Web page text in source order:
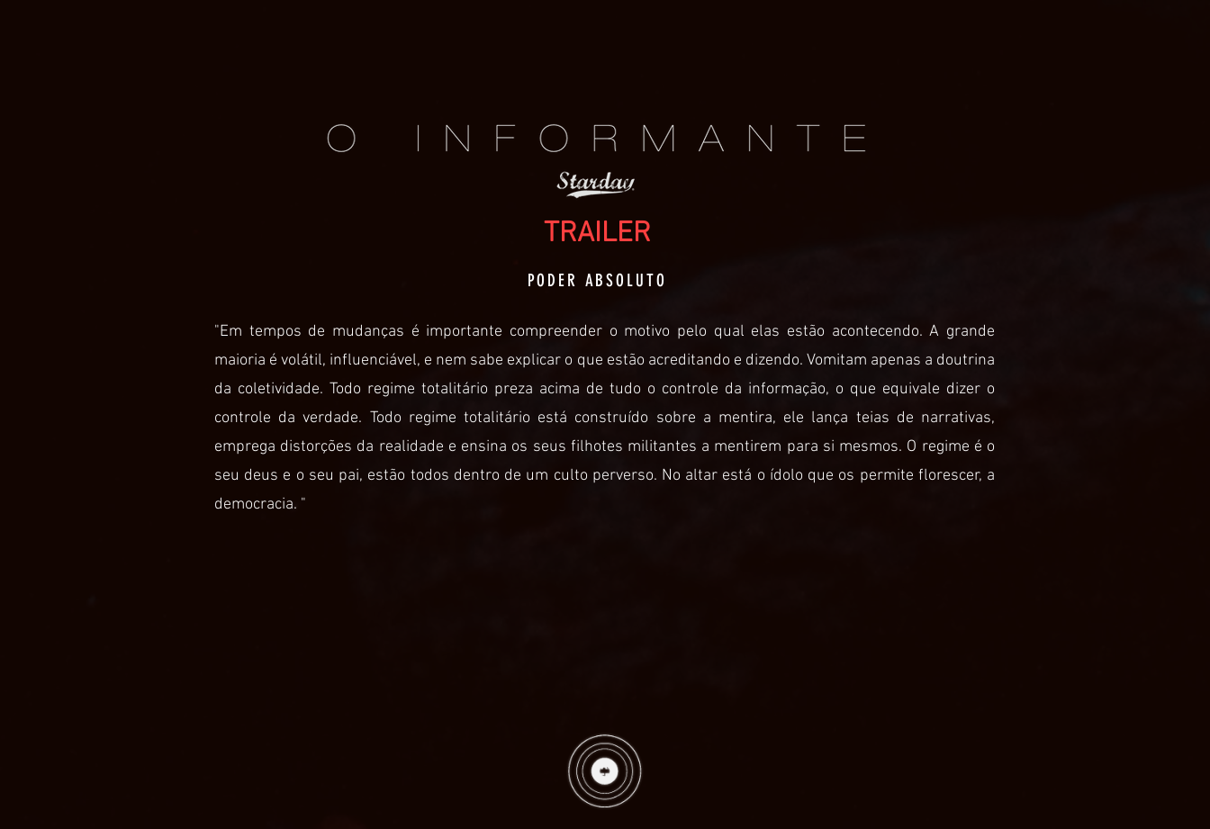
TRAILER
PODER ABSOLUTO
"Em tempos de mudanças é importante compreender o motivo pelo qual elas estão acontecendo. A grande
maioria é volátil, influenciável, e nem sabe explicar o que estão acreditando e dizendo. Vomitam apenas a doutrina
da coletividade. Todo regime totalitário preza acima de tudo o controle da informação, o que equivale dizer o
controle da verdade. Todo regime totalitário está construído sobre a mentira, ele lança teias de narrativas,
emprega distorções da realidade e ensina os seus filhotes militantes a mentirem para si mesmos. O regime é o
seu deus e o seu pai, estão todos dentro de um culto perverso. No altar está o ídolo que os permite florescer, a
democracia. "